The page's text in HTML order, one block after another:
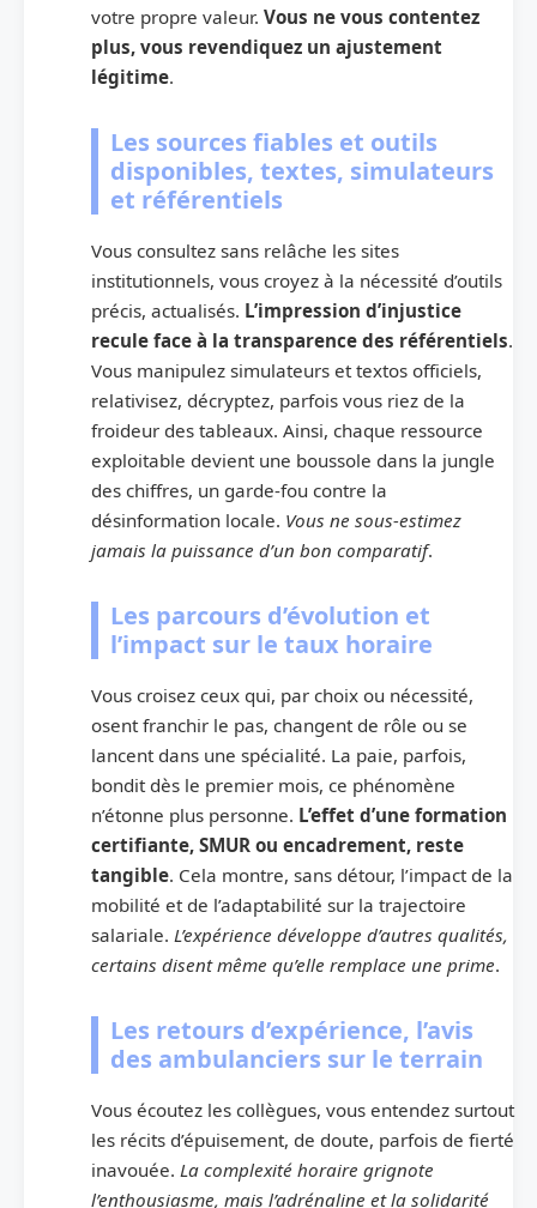
votre propre valeur. Vous ne vous contentez
plus, vous revendiquez un ajustement
légitime.
Les sources fiables et outils
disponibles, textes, simulateurs
et référentiels
Vous consultez sans relâche les sites
institutionnels, vous croyez à la nécessité d’outils
précis, actualisés. L’impression d’injustice
recule face à la transparence des référentiels.
Vous manipulez simulateurs et textos officiels,
relativisez, décryptez, parfois vous riez de la
froideur des tableaux. Ainsi, chaque ressource
exploitable devient une boussole dans la jungle
des chiffres, un garde-fou contre la
désinformation locale. Vous ne sous-estimez
jamais la puissance d’un bon comparatif.
Les parcours d’évolution et
l’impact sur le taux horaire
Vous croisez ceux qui, par choix ou nécessité,
osent franchir le pas, changent de rôle ou se
lancent dans une spécialité. La paie, parfois,
bondit dès le premier mois, ce phénomène
n’étonne plus personne. L’effet d’une formation
certifiante, SMUR ou encadrement, reste
tangible. Cela montre, sans détour, l’impact de la
mobilité et de l’adaptabilité sur la trajectoire
salariale. L’expérience développe d’autres qualités,
certains disent même qu’elle remplace une prime.
Les retours d’expérience, l’avis
des ambulanciers sur le terrain
Vous écoutez les collègues, vous entendez surtout
les récits d’épuisement, de doute, parfois de fierté
inavouée. La complexité horaire grignote
l’enthousiasme, mais l’adrénaline et la solidarité